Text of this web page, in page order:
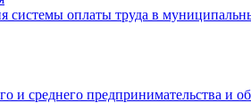
системы оплаты труда в
и среднего предпринимательства и